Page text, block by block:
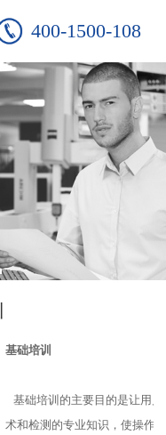
400-1500-108
基础培训
基础培训的主要目的是让用
术和检测的专业知识，使操作